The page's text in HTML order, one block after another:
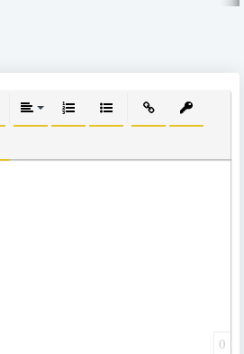
ВЫРАВНИВАНИЕ
НУМЕРОВАННЫЙ СПИСОК
МАРКИРОВАННЫЙ
ВСТАВИТЬ
ТЕКСТА
ЦИТАТЫСПОЙЛЕРА
0